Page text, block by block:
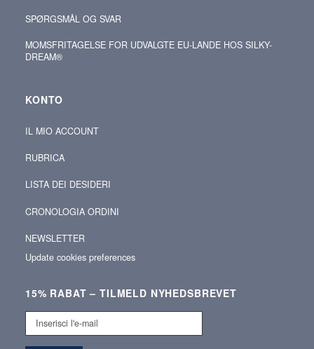
SPØRGSMÅL OG SVAR
MOMSFRITAGELSE FOR UDVALGTE EU-LANDE HOS SILKY-
DREAM®
KONTO
IL MIO ACCOUNT
RUBRICA
LISTA DEI DESIDERI
CRONOLOGIA ORDINI
NEWSLETTER
Update cookies preferences
15% RABAT – TILMELD NYHEDSBREVET
Inserisci
mail